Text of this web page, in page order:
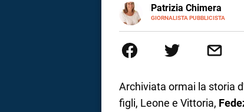
Patrizia Chimera
GIORNALISTA PUBBLICISTA
E-
MAIL
LINKEDIN
comunicazione
Archiviata ormai la storia
figli, Leone e Vittoria,